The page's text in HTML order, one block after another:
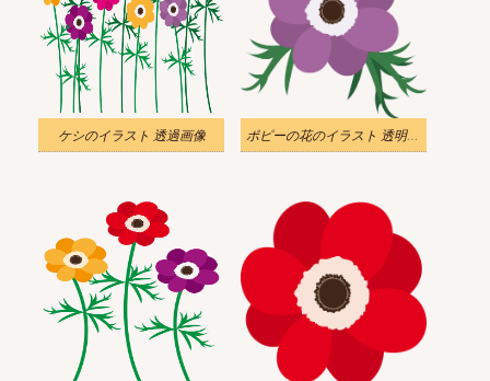
ケシのイラスト 透過画像 ポピーの花のイラスト 透明 無料